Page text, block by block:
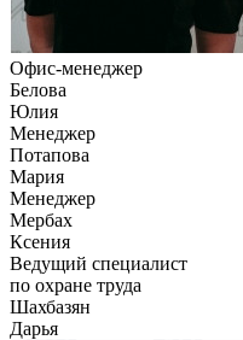
Офис-менеджер
Белова
Юлия
Менеджер
Потапова
Мария
Менеджер
Мербах
Ксения
Ведущий специалист
по охране труда
Шахбазян
Дарья